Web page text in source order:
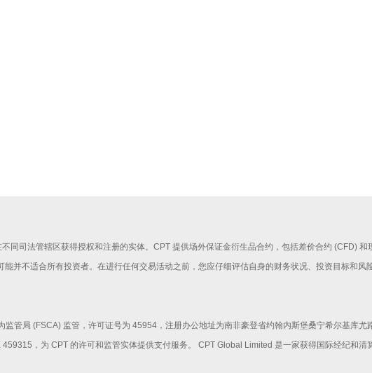
司法管辖区获得授权和注册的实体。CPT 提供场外保证金衍生品合约，包括差价合约 (CFD) 和
并不适合所有投资者。在进行任何交易活动之前，您应仔细评估自身的财务状况、投资目标和风
管局 (FSCA) 监管，许可证号为 45954，注册办公地址为南非豪登省约翰内斯堡桑宁希尔基库尤
，为 CPT 的许可和监管实体提供支付服务。 CPT Global Limited 是一家获得国际经纪和清